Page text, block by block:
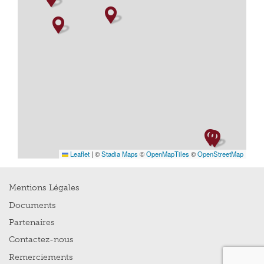
Leaflet | ©Stadia Maps ©OpenMapTiles ©OpenStreetMap
Mentions Légales
Documents
Partenaires
Contactez-nous
Remerciements